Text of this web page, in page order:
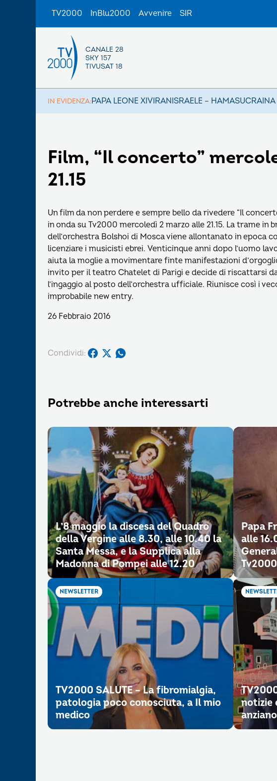
TV2000 InBlu2000 Avvenire SIR
CANALE 28
SKY 157
TIVUSAT 18
IN EVIDENZA:PAPA LEONE XIVIRANISRAELE – HAMAS
Film, “Il concerto”
21.15
Un film da non perdere e sempre bello da rivedere “Il
in onda su Tv2000 mercoledì 2 marzo alle 21.15. La trame in
dell’orchestra Bolshoi di Mosca viene allontanato in epoca
licenziare i musicisti ebrei. Venticinque anni dopo l’uomo
aiuta la moglie a movimentare finte manifestazioni
invito per il teatro Chatelet di Parigi e decide di riscattarsi
l’ingaggio al posto dell’orchestra ufficiale. Riunisce così i
improbabile new entry.
26 Febbraio 2016
Condividi:
Potrebbe anche interessarti
L’8 maggio la discesa del Quadro
della Vergine alle 8.30, alle 10.40 la
Santa Messa, e la Supplica alla
Madonna di Pompei alle 12.20
Papa
alle
Tv2000
NEWSLETTER
TV2000 SALUTE – La fibromialgia,
patologia poco conosciuta, a Il mio
medico
notizie
anziano